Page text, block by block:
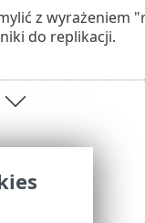
z wyrażeniem
do replikacji.